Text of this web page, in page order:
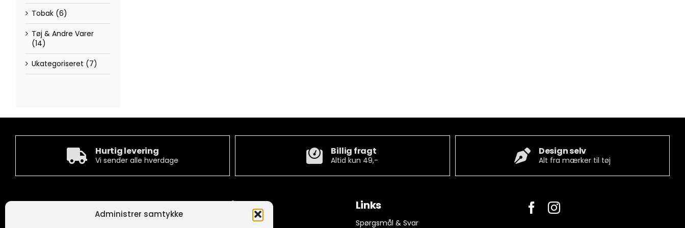
Administrer samtykke
Tobak (6)
Tøj & Andre Varer
(14)
Ukategoriseret (7)
Hurtig levering
Vi sender alle hverdage
Billig fragt
Altid kun 49,-
Design selv
Alt fra mærker til tøj
Kontakt Information
Handelsbetingelser
Links
Spørgsmål & Svar